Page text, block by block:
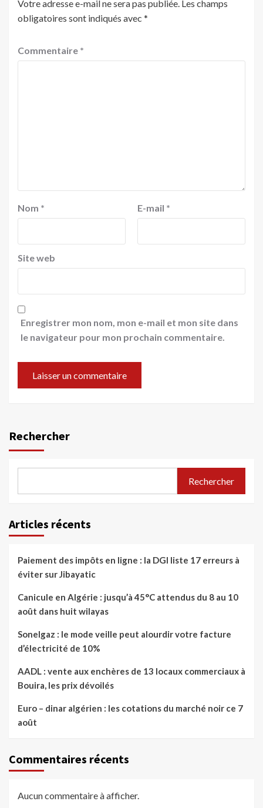
Votre adresse e-mail ne sera pas publiée. Les champs
obligatoires sont indiqués avec *
Commentaire *
Nom * E-mail *
Site web
Enregistrer mon nom, mon e-mail et mon site dans
le navigateur pour mon prochain commentaire.
Rechercher
Rechercher
Articles récents
Paiement des impôts en ligne : la DGI liste 17 erreurs à
éviter sur Jibayatic
Canicule en Algérie : jusqu’à 45°C attendus du 8 au 10
août dans huit wilayas
Sonelgaz : le mode veille peut alourdir votre facture
d’électricité de 10%
AADL : vente aux enchères de 13 locaux commerciaux à
Bouira, les prix dévoilés
Euro – dinar algérien : les cotations du marché noir ce 7
août
Commentaires récents
Aucun commentaire à afficher.